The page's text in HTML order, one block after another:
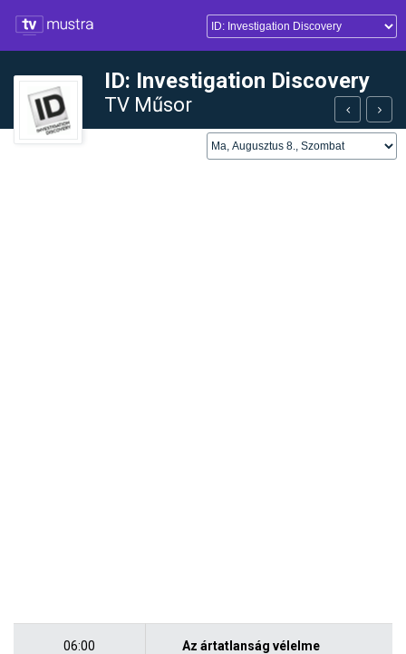
ID: Investigation Discovery
TV Műsor
06:00 Az ártatlanság vélelme